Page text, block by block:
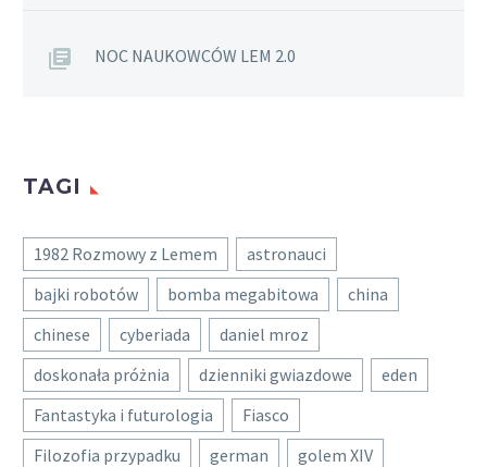
NOC NAUKOWCÓW LEM 2.0
TAGI
1982 Rozmowy z Lemem
astronauci
bajki robotów
bomba megabitowa
china
chinese
cyberiada
daniel mroz
doskonała próżnia
dzienniki gwiazdowe
eden
Fantastyka i futurologia
Fiasco
Filozofia przypadku
german
golem XIV